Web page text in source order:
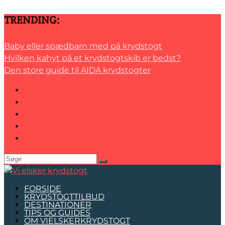
TRENDING:
Baby eller spædbarn med på krydstogt
Hvilken kahyt på et krydstogtskib er bedst?
Den store guide til AIDA krydstogter
FORSIDE
KRYDSTOGTTILBUD
DESTINATIONER
TIPS OG GUIDES
OM VIELSKERKRYDSTOGT